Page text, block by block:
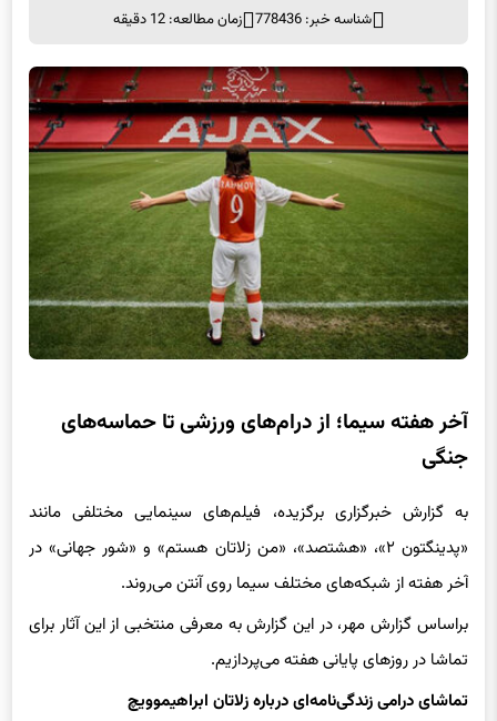
شناسه خبر: 778436
زمان مطالعه: 12 دقیقه
آخر هفته سیما؛ از درام‌های ورزشی تا حماسه‌های
جنگی
به گزارش خبرگزاری برگزیده، فیلم‌های سینمایی مختلفی مانند
«پدینگتون ۲»، «هشتصد»، «من زلاتان هستم» و «شور جهانی» در
آخر هفته از شبکه‌های مختلف سیما روی آنتن می‌روند.
براساس گزارش مهر، در این گزارش به معرفی منتخبی از این آثار برای
تماشا در روزهای پایانی هفته می‌پردازیم.
تماشای درامی زندگی‌نامه‌ای درباره زلاتان ابراهیموویچ